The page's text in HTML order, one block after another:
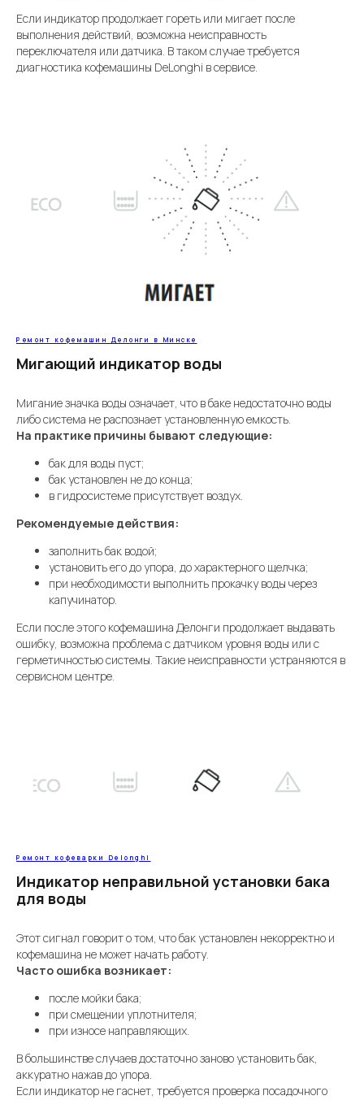
Если индикатор продолжает гореть или мигает после
выполнения действий, возможна неисправность
переключателя или датчика. В таком случае требуется
диагностика кофемашины DeLonghi в сервисе.
Ремонт кофемашин Делонги в Минске
Мигающий индикатор воды
Мигание значка воды означает, что в баке недостаточно воды
либо система не распознает установленную емкость.
На практике причины бывают следующие:
бак для воды пуст;
бак установлен не до конца;
в гидросистеме присутствует воздух.
Рекомендуемые действия:
заполнить бак водой;
установить его до упора, до характерного щелчка;
при необходимости выполнить прокачку воды через
капучинатор.
Если после этого кофемашина Делонги продолжает выдавать
ошибку, возможна проблема с датчиком уровня воды или с
герметичностью системы. Такие неисправности устраняются в
сервисном центре.
Ремонт кофеварки Delonghi
Индикатор неправильной установки бака
для воды
Этот сигнал говорит о том, что бак установлен некорректно и
кофемашина не может начать работу.
Часто ошибка возникает:
после мойки бака;
при смещении уплотнителя;
при износе направляющих.
В большинстве случаев достаточно заново установить бак,
аккуратно нажав до упора.
Если индикатор не гаснет, требуется проверка посадочного